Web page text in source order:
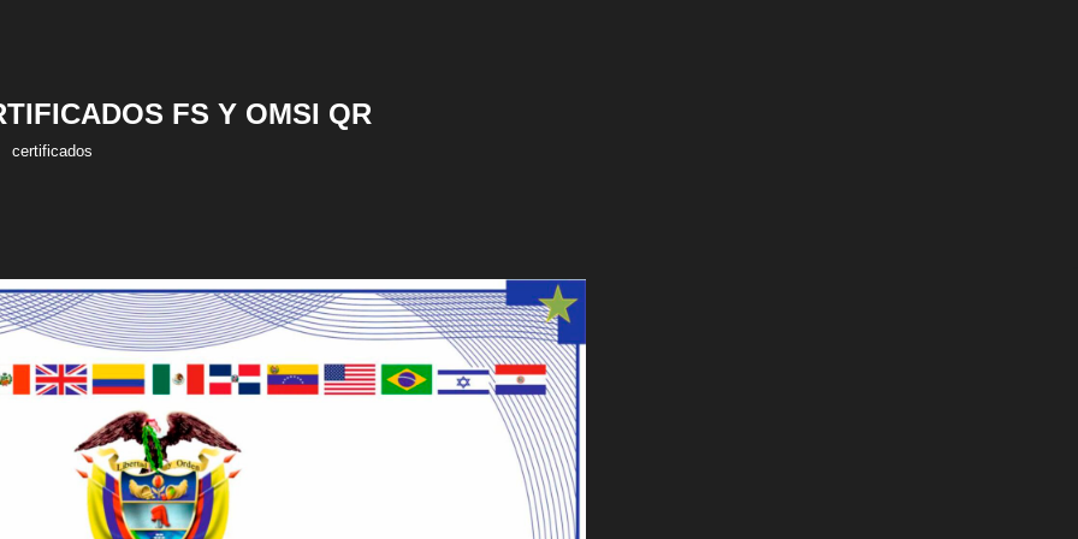
FS Y OMSI QR
certificados